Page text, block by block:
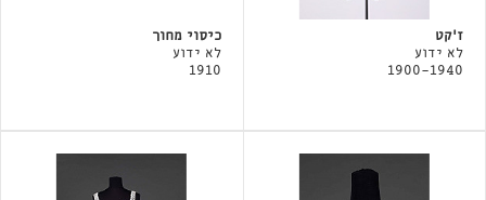
ז'קט
לא ידוע
1900-1940
כיסוי מחוך
לא ידוע
1910